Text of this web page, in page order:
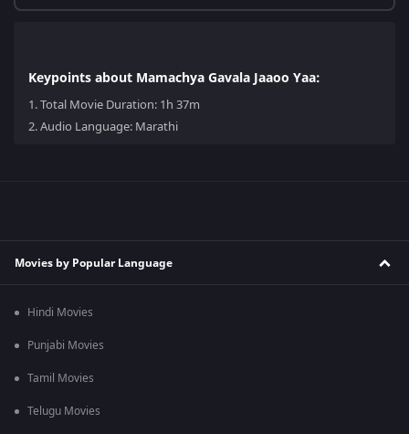
Keypoints about Mamachya Gavala Jaaoo Yaa:
1.Total Movie Duration: 1h 37m
2.Audio Language: Marathi
Movies by Popular Language
Hindi Movies
Punjabi Movies
Tamil Movies
Telugu Movies